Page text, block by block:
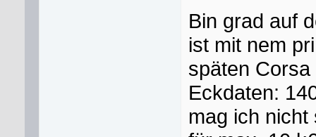
Bin grad auf
ist mit nem
späten
Eckdaten:
mag ich